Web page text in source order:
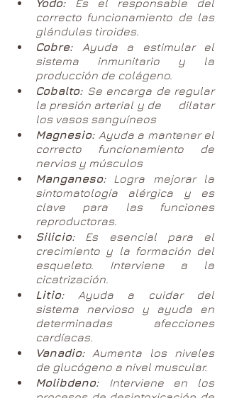
Yodo: Es el responsable del
correcto funcionamiento de las
glándulas tiroides.
Cobre: Ayuda a estimular el
sistema inmunitario y la
producción de colágeno.
Cobalto: Se encarga de regular
la presión arterial y de 	dilatar
los vasos sanguíneos
Magnesio: Ayuda a mantener el
correcto funcionamiento de
Manganeso: Logra mejorar la
sintomatología alérgica y es
clave para las funciones
reproductoras.
Silicio: Es esencial para el
crecimiento y la formación del
esqueleto. Interviene a la
Litio: Ayuda a cuidar del
sistema nervioso y ayuda en
determinadas afecciones
Vanadio: Aumenta los niveles
de glucógeno a nivel muscular.
Molibdeno: Interviene en los